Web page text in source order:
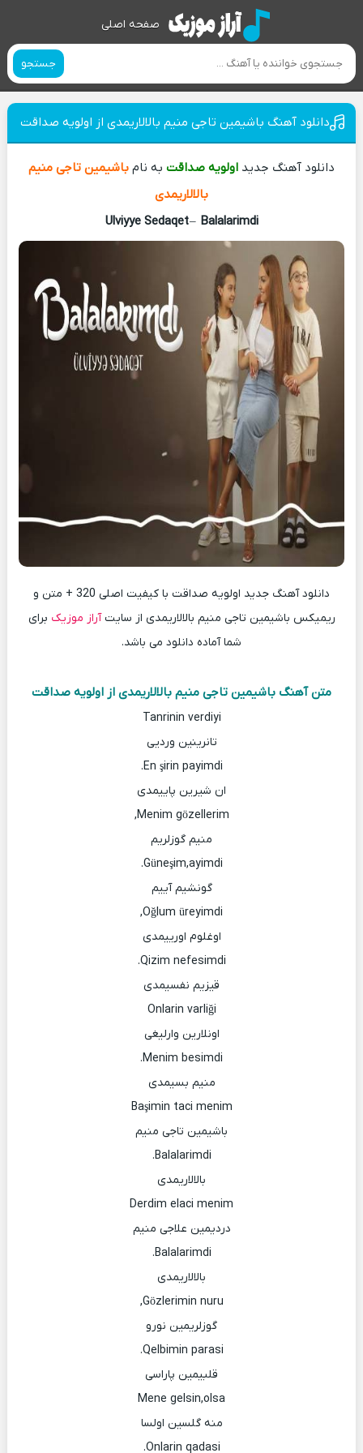
صفحه اصلی
جستجو
دانلود آهنگ باشیمین تاجی منیم بالالاریمدی از اولویه صداقت
دانلود آهنگ جدید اولویه صداقت به نام باشیمین تاجی منیم
بالالاریمدی
Ulviyye Sedaqet– Balalarimdi
دانلود آهنگ جدید اولویه صداقت با کیفیت اصلی 320 + متن و
ریمیکس باشیمین تاجی منیم بالالاریمدی از سایتآراز موزیک برای
شما آماده دانلود می باشد.
متن آهنگ باشیمین تاجی منیم بالالاریمدی از اولویه صداقت
Tanrinin verdiyi
تانرینین وردیی
En şirin payimdi.
ان شیرین پاییمدی
Menim gözellerim,
منیم گوزلریم
Güneşim,ayimdi.
گونشیم آییم
Oğlum üreyimdi,
اوغلوم اورییمدی
Qizim nefesimdi.
قیزیم نفسیمدی
Onlarin varliği
اونلارین وارلیغی
Menim besimdi.
منیم بسیمدی
Başimin taci menim
باشیمین تاجی منیم
Balalarimdi.
بالالاریمدی
Derdim elaci menim
دردیمین علاجی منیم
Balalarimdi.
بالالاریمدی
Gözlerimin nuru,
گوزلریمین نورو
Qelbimin parasi.
قلبیمین پاراسی
Mene gelsin,olsa
منه گلسین اولسا
Onlarin qadasi.